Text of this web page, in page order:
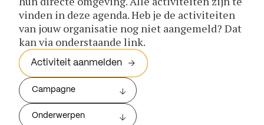
vinden in deze agenda. Heb je de activiteiten
van jouw organisatie nog niet aangemeld? Dat
kan via onderstaande link.
Activiteit aanmelden
Campagne
Onderwerpen